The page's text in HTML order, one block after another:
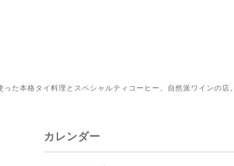
た本格タイ料理とスペシャルティコーヒー、自然派ワインの店。
カレンダー